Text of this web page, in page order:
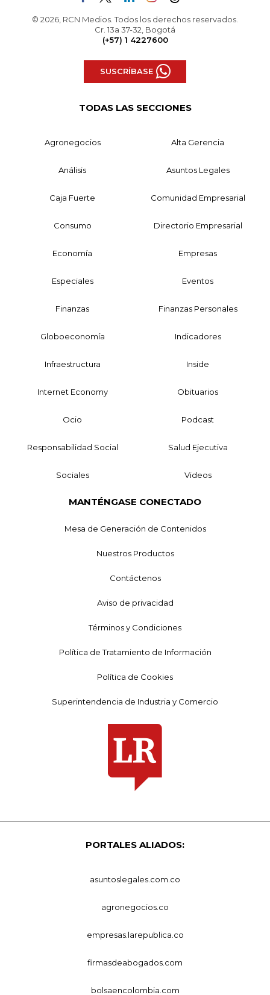
© 2026, RCN Medios. Todos los derechos reservados.
Cr. 13a 37-32, Bogotá
(+57) 1 4227600
SUSCRÍBASE
TODAS LAS SECCIONES
Agronegocios Alta Gerencia
Análisis Asuntos Legales
Caja Fuerte Comunidad Empresarial
Consumo Directorio Empresarial
Economía Empresas
Especiales Eventos
Finanzas Finanzas Personales
Globoeconomía Indicadores
Infraestructura Inside
Internet Economy Obituarios
Ocio Podcast
Responsabilidad Social Salud Ejecutiva
Sociales Videos
MANTÉNGASE CONECTADO
Mesa de Generación de Contenidos
Nuestros Productos
Contáctenos
Aviso de privacidad
Términos y Condiciones
Política de Tratamiento de Información
Política de Cookies
Superintendencia de Industria y Comercio
PORTALES ALIADOS:
asuntoslegales.com.co
agronegocios.co
empresas.larepublica.co
firmasdeabogados.com
bolsaencolombia.com